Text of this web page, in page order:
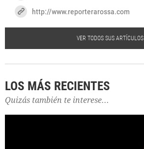
http://www.reporterarossa.com
VER TODOS SUS ARTÍCULOS
LOS MÁS RECIENTES
Quizás también te interese...